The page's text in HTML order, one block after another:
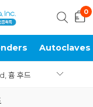
Autoclaves
흄 후드